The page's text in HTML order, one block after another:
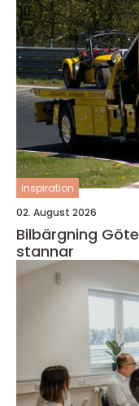
inspiration
02. August 2026
Bilbärgning
stannar